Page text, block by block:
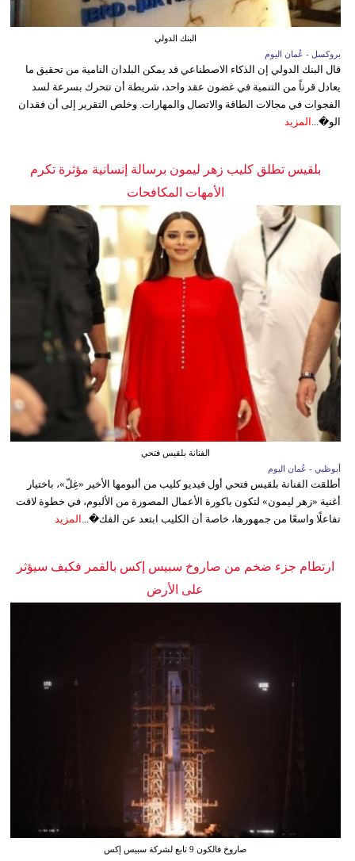
البنك الدولي
بروكسل - عُمان اليوم
قال البنك الدولي إن الذكاء الاصطناعي قد يمكن البلدان النامية من تحقيق ما
يعادل قرناً من التنمية في غضون عقد واحد، شريطة أن تتحرك بسرعة لسد
الفجوات في مجالات الطاقة والاتصال والمهارات. وخلص التقرير إلى أن فقدان
الو�...
المزيد
بلقيس تطلق كليب زهر ليمون برسالة إنسانية مؤثرة تكرم
الأمهات المكافحات
الفنانة بلقيس فتحي
أبوظبي - عُمان اليوم
أطلقت الفنانة بلقيس فتحي أول فيديو كليب من ألبومها الأخير «غِلّ»، باختيار
أغنية «زهر ليمون» لتكون باكورة الأعمال المصورة من الألبوم، في خطوة لاقت
تفاعلًا واسعًا من جمهورها، خاصة أن الكليب ابتعد عن الفك�... المزيد
ارتطام جزء ضخم من صاروخ سبيس إكس بالقمر فكيف سيؤثر
على الأرض
صاروخ فالكون 9 تابع لشركة سبيس إكس